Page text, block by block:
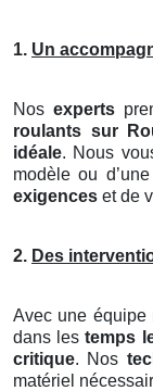
1. Un
Nosexperts
roulants sur
idéale. Nous
modèle ou d’une
exigences et de
2. Des
Avec une équipe
dans lestemps
critique. Nos
matériel